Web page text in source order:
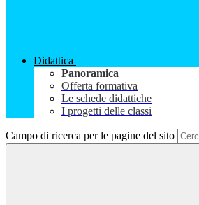
Didattica
Panoramica
Offerta formativa
Le schede didattiche
I progetti delle classi
Campo di ricerca per le pagine del sito